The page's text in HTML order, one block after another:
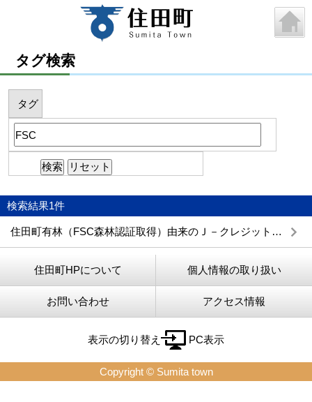
タグ検索
タグ
検索結果1件
住田町有林（FSC森林認証取得）由来のＪ－クレジットを販売しています
住田町HPについて 個人情報の取り扱い
お問い合わせ アクセス情報
表示の切り替え PC表示
Copyright © Sumita town